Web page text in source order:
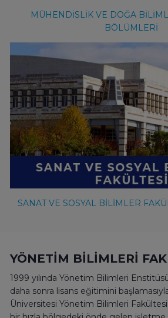
MÜHENDİSLİK VE DOĞA
BÖLÜMLERİ
SANAT VE SOSYAL BİLİMLER
YÖNETİM BİLİMLERİ
1999 yılında Yönetim Bilimleri
daha sonra lisans eğitimini
Üniversitesi Yönetim Bilimleri